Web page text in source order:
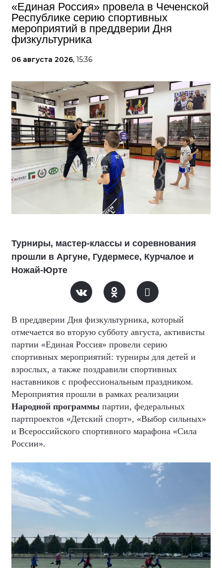
«Единая Россия» провела в Чеченской
Республике серию спортивных
мероприятий в преддверии Дня
физкультурника
06 августа 2026, 15:36
Турниры, мастер-классы и соревнования
прошли в Аргуне, Гудермесе, Курчалое и
Ножай-Юрте
В преддверии Дня физкультурника, который
отмечается во вторую субботу августа, активисты
партии «Единая Россия» провели серию
спортивных мероприятий: турниры для детей и
взрослых, а также поздравили спортивных
наставников с профессиональным праздником.
Мероприятия прошли в рамках реализации
Народной программы партии, федеральных
партпроектов «Детский спорт», «Выбор сильных»
и Всероссийского спортивного марафона «Сила
России».